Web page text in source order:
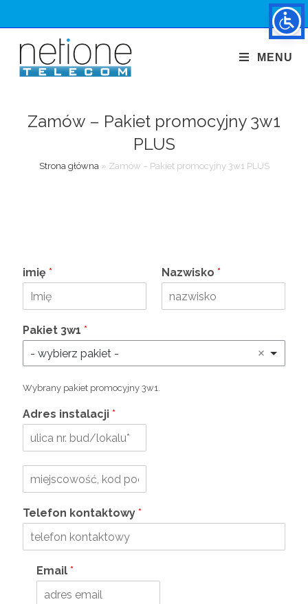
MENU
Zamów – Pakiet promocyjny 3w1
PLUS
Strona główna» Zamów – Pakiet promocyjny 3w1 PLUS
imię* Nazwisko *
Pakiet 3w1*
- wybierz pakiet -
Wybrany pakiet promocyjny 3w1.
Adres instalacji*
Telefon kontaktowy*
Email*